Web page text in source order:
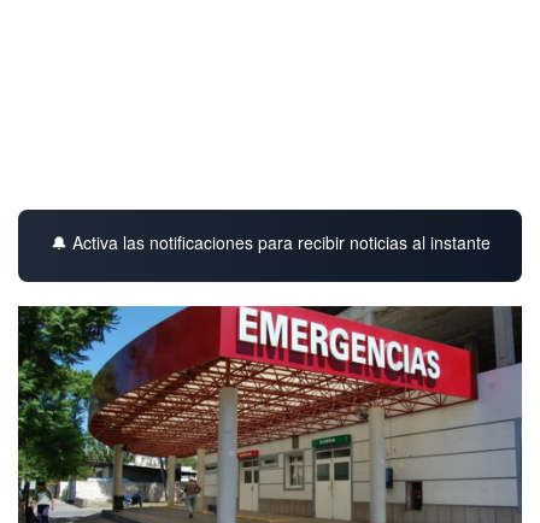
🔔 Activa las notificaciones para recibir noticias al instante